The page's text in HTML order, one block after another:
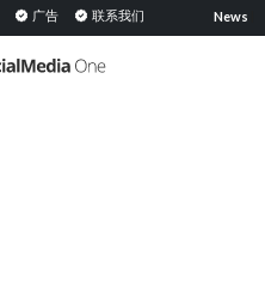
广告 联系我们 News
策略 提升覆盖范围：各渠道的关键杠杆